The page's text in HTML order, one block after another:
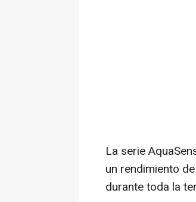
La serie
un rendimiento
durante toda la